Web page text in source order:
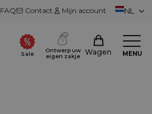
FAQ Contact Mijn account NL
Sale
Ontwerp uw
eigen zakje
Wagen MENU